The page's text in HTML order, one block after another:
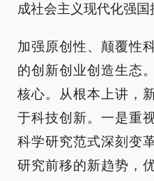
成社会主义现代化强国
加强原创性、颠覆性
的创新创业创造生态
核心。从根本上讲，
于科技创新。一是重
科学研究范式深刻变
研究前移的新趋势，